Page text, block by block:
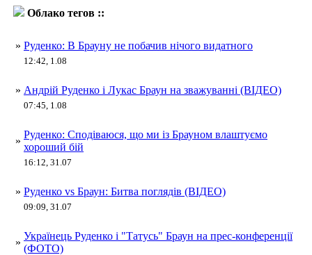
Облако тегов ::
» Руденко: В Брауну не побачив нічого видатного
12:42, 1.08
» Андрій Руденко і Лукас Браун на зважуванні (ВІДЕО)
07:45, 1.08
»
Руденко: Сподіваюся, що ми із Брауном влаштуємо
хороший бій
16:12, 31.07
» Руденко vs Браун: Битва поглядів (ВІДЕО)
09:09, 31.07
»
Українець Руденко і "Татусь" Браун на прес-конференції
(ФОТО)